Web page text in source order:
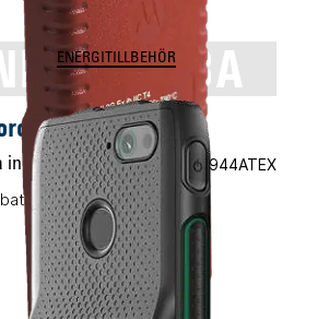
ENERGITILLBEHÖR
NNTN7383A
in för prisVårt art.nr 05.M2944ATEX
Li-ION, 725mAh